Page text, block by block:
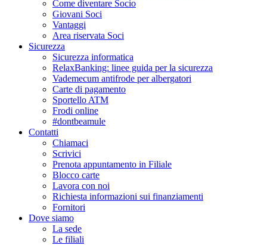
Come diventare Socio
Giovani Soci
Vantaggi
Area riservata Soci
Sicurezza
Sicurezza informatica
RelaxBanking: linee guida per la sicurezza
Vademecum antifrode per albergatori
Carte di pagamento
Sportello ATM
Frodi online
#dontbeamule
Contatti
Chiamaci
Scrivici
Prenota appuntamento in Filiale
Blocco carte
Lavora con noi
Richiesta informazioni sui finanziamenti
Fornitori
Dove siamo
La sede
Le filiali